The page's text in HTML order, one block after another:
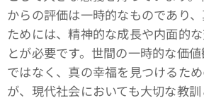
からの評価は一時的なものであり
ためには、精神的な成長や内面的
とが必要です。世間の一時的な価
ではなく、真の幸福を見つけるた
が、現代社会においても大切な教訓